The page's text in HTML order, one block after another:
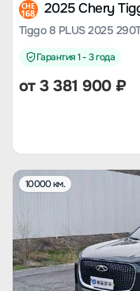
CHE
168 2025 Chery
Tiggo 8 PLUS 2025
Гарантия 1 - 3 года
от3 381 900₽
10000 км.